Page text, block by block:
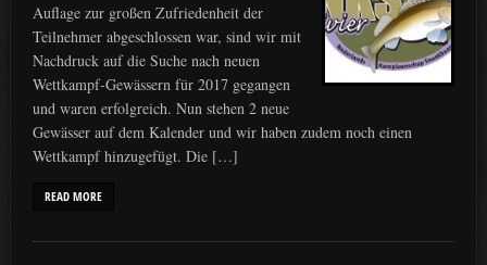
Auflage zur großen Zufriedenheit der
Teilnehmer abgeschlossen war, sind wir mit
Nachdruck auf die Suche nach neuen
Wettkampf-Gewässern für 2017 gegangen
und waren erfolgreich. Nun stehen 2 neue
Gewässer auf dem Kalender und wir haben zudem noch einen
Wettkampf hinzugefügt. Die […]
READ MORE